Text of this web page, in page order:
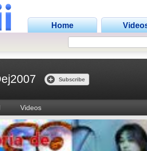
Home
Subscribe
Videos